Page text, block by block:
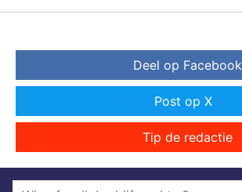
Deel op Facebook
Post op X
Tip de redactie